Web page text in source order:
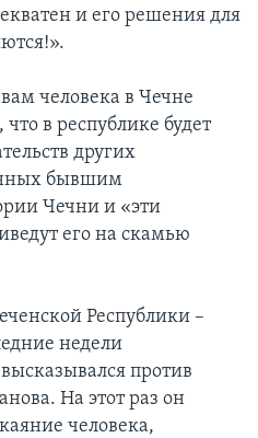
и его решения для
человека в Чечне
в республике будет
других
бывшим
Чечни и «эти
его на скамью
Республики –
недели
против
На этот раз он
человека,